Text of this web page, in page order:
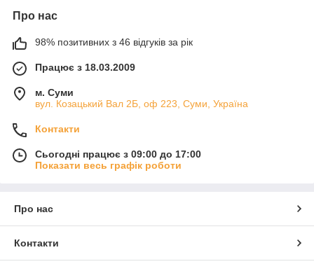
Про нас
98% позитивних з 46 відгуків за рік
Працює з 18.03.2009
м. Суми
вул. Козацький Вал 2Б, оф 223, Суми, Україна
Контакти
Сьогодні працює з 09:00 до 17:00
Показати весь графік роботи
Про нас
Контакти